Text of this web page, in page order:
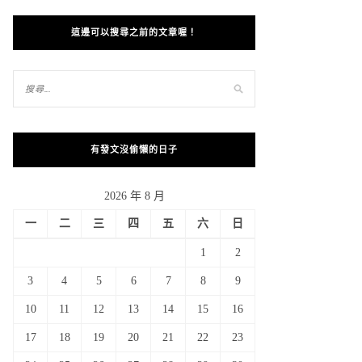
這邊可以搜尋之前的文章喔！
有發文沒偷懶的日子
2026 年 8 月
一 二 三 四 五 六 日
1 2
3 4 5 6 7 8 9
10 11 12 13 14 15 16
17 18 19 20 21 22 23